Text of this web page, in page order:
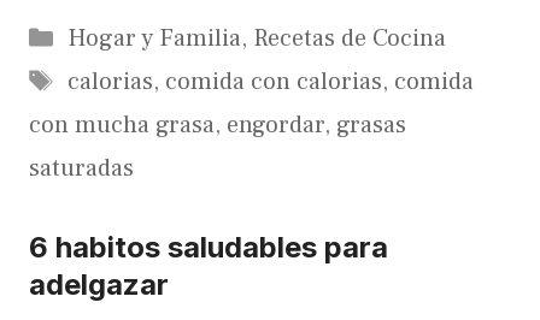
Categorías
Hogar y Familia, Recetas de Cocina
Etiquetas
calorias, comida con calorias, comida
con mucha grasa, engordar, grasas
saturadas
6 habitos saludables para
adelgazar